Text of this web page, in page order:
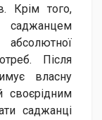
Крім того,
Після
власну
своєрідним
саджанці